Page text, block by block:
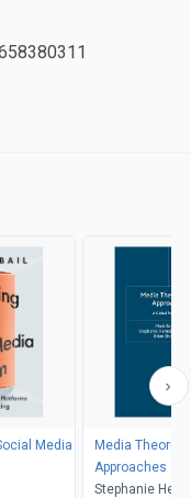
Media
Media
Approaches
Stephanie